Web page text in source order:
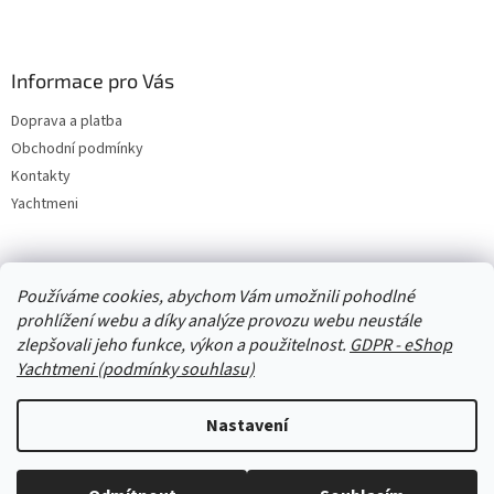
Používáme cookies, abychom Vám umožnili pohodlné
prohlížení webu a díky analýze provozu webu neustále
zlepšovali jeho funkce, výkon a použitelnost. GDPR - eShop
Yachtmeni (podmínky souhlasu)
Nastavení
Informace pro Vás
Doprava a platba
Obchodní podmínky
Kontakty
Yachtmeni
Zboží.cz Heureka.cz Yachtmeni ComGate Payments, a.s.
Vytvořil Shoptet